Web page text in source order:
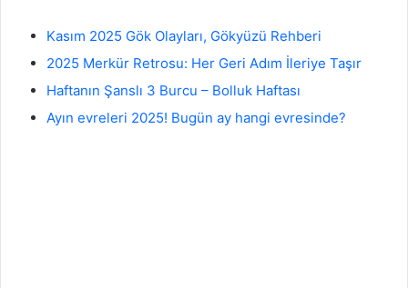
Kasım 2025 Gök Olayları, Gökyüzü Rehberi
2025 Merkür Retrosu: Her Geri Adım İleriye Taşır
Haftanın Şanslı 3 Burcu – Bolluk Haftası
Ayın evreleri 2025! Bugün ay hangi evresinde?